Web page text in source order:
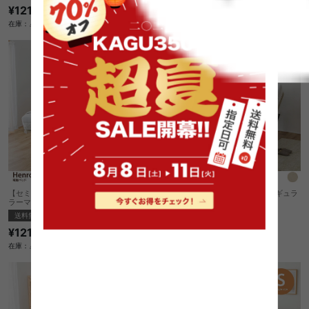
¥121,580
在庫：△
【セミダブル】Henro 電動ベッド(レギュ
ラーマットレス付き)
送料無料
¥121,580
在庫：△
【シングル】Henro 電動ベッド(レギュラ
ーマットレス付き)
¥105,420